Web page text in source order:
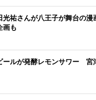
光祐さんが八王子が舞台の漫
画も
ールが発酵レモンサワー 宮